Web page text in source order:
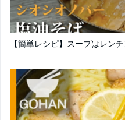
【簡単レシピ】スープはレン